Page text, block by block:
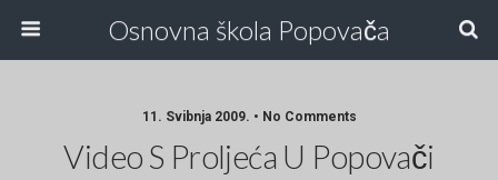
Osnovna škola Popovača
11. Svibnja 2009. • No Comments
Video S Proljeća U Popovači